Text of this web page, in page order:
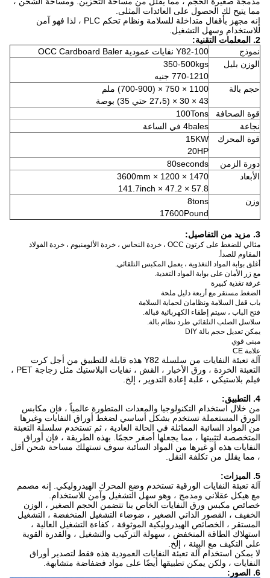
مما يتيح لك الحصول على العائدات المثلى.
إنه مجهز بأقفال متداخلة للسلامة ونظام تحكم PLC ، لذا فهو آمن
للاستخدام وسهل التشغيل.
2. المعلمات التقنية:
نموذج
Y82-100 نفايات عمودية OCC Cardboard Baler
الوزن بليل
350-500kgs
770-1210 جنيه
حجم بالة
1100 × 750 × (700-900) ملم
43 × 30 × (27،5 حتي 35) بوصة
قوة الصحافة
100Tons
نجاعة
4bales في الساعة
قوة المحرك
15KW
20HP
دورة الزمن
80seconds
الأبعاد
1470 × 1200 × 3600mm
57.8 × 47.2 × 141.7inch
وزن
8tons
17600Pound
3. مزيد من التفاصيل:
مثالي للضغط على كرتون OCC ، خردة النحاس ، خردة الألومنيوم ، خردة الفولاذ
المقاوم للصدأ.
أغلق بوابة المواد التغذوية ، يعمل المكبس التلقائي.
مع زر الأمان على بوابة المواد التغذية.
غرفة تغذية كبيرة
الضغط مستقر مع أربعة دليل ملحة
باب قفل السلامة ونظامان لحماية السلامة
فتح الباب ، سيتم إطفاء الكهربائية قبالة.
سلاسل الصلب التلقائي طرد نظام بالة.
يمكن تعديل حجم بالة DIY
مبنى قوي
علامة CE
آلة تعبئة النفايات من سلسلة Y82 هذه قابلة للتطبيق من أجل كرت
التعبئة الخردة ، ورق الأخبار ، القش ، نفايات البلاستيك مثل زجاجة PET ،
فيلم بلاستيكي ، علبة إعادة التدوير ، إلخ.
4. التطبيق:
من خلال استخدام التكنولوجيا والمعدات المتطورة عالمياً ، فإن مكابس
الورق المستعملة تستخدم بشكل أساسي لضغط أوراق النفايات وغيرها
من المواد السائبة المماثلة في الحالة العادية ، ثم تستخدم سلسلة التعبئة
المتخصصة لتثبيتها ، مما يجعلها أصغر حجمًا.
بهذه الطريقة ، فإن أوراق
النفايات هذه أو غيرها من المواد السائبة سوف تستهلك مساحة شحن أقل
، مما يقلل من تكلفة النقل.
5. الميزات:
آلة تعبئة النفايات الورقية تستخدم وضع المحرك الهيدروليكي.
إنه مصمم
مع هيكل عقلاني ومدمج ، وهو سهل التشغيل وآمن للاستخدام.
خصائص مكبس ورق النفايات الخاص بنا تتضمن الحجم الصغير ، الوزن
الخفيف ، القصور الذاتي الصغير ، ضوضاء التشغيل المنخفضة ، التشغيل
المستقر ، الخصائص الهيدروليكية الموثوقة ، كفاءة التشغيل العالية ،
استهلاك الطاقة المنخفض ، سهولة التركيب والتشغيل ، والقدرة القوية
على التكيف مع البيئة ، إلخ.
لا يمكن استخدام آلة تعبئة النفايات العمودية هذه فقط لتصدير أوراق
النفايات ، ولكن يمكن تطبيقها أيضًا على مواد فضفاضة متشابهة.
6. الصور: